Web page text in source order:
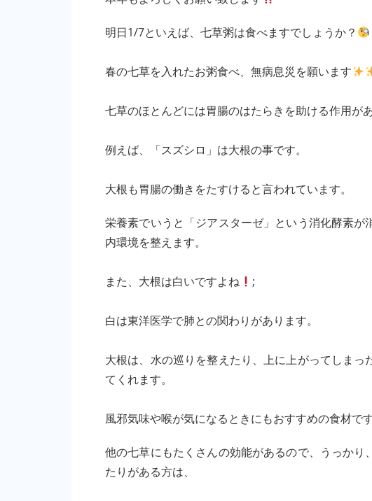
明日1/7といえば、七草粥は食べますでしょうか？
春の七草を入れたお粥食べ、無病息災を願います
七草のほとんどには胃腸のはたらきを助ける作用が
例えば、「スズシロ」は大根の事です。
大根も胃腸の働きをたすけると言われています。
栄養素でいうと「ジアスターゼ」という消化酵素
内環境を整えます。
また、大根は白いですよね ;
白は東洋医学で肺との関わりがあります。
大根は、水の巡りを整えたり、上に上がってしま
てくれます。
風邪気味や喉が気になるときにもおすすめの食材で
他の七草にもたくさんの効能があるので、うっか
たりがある方は、